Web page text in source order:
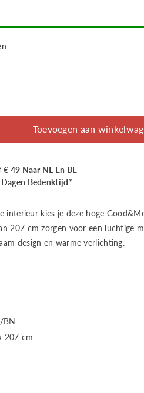
kap
Toevoegen aan
49 Naar NL En BE
Bedenktijd*
interieur kies je deze hoge
207 cm zorgen voor een luchtige
design en warme verlichting.
BN
207 cm